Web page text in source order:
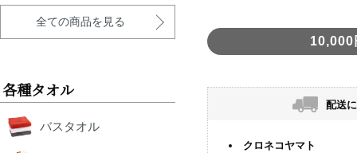
10,000
配送
クロネコヤマト
全ての商品を見る
各種タオル
バスタオル